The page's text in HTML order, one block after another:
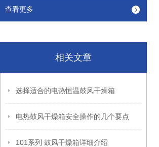
查看更多
相关文章
选择适合的电热恒温鼓风干燥箱
电热鼓风干燥箱安全操作的几个要点
101系列 鼓风干燥箱详细介绍